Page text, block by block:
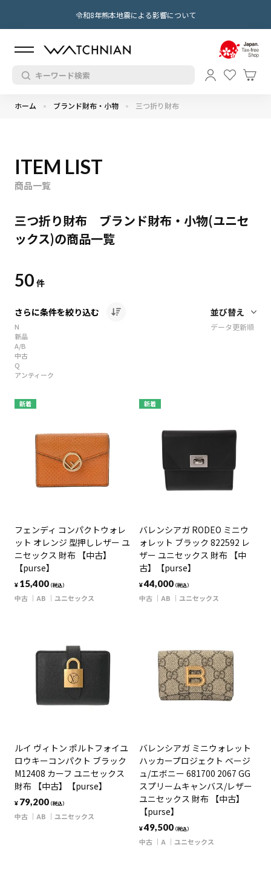
令和8年熊本地震による影響について
ホーム ブランド財布・小物 三つ折り財布
ITEM LIST
商品一覧
三つ折り財布 ブランド財布・小物(ユニセ
ックス)の商品一覧
50 件
さらに条件を絞り込む
N
新品
A/B
中古
Q
アンティーク
データ更新順
新着
フェンディ コンパクトウォレ
ット オレンジ 型押しレザー ユ
ニセックス 財布 【中古】
【purse】
¥ 15,400（税込）
中古 AB ユニセックス
新着
バレンシアガ RODEO ミニウ
ォレット ブラック 822592 レ
ザー ユニセックス 財布 【中
古】【purse】
¥44,000（税込）
中古 AB ユニセックス
ルイ ヴィトン ポルトフォイユ
ロウキーコンパクト ブラック
M12408 カーフ ユニセックス
財布 【中古】【purse】
¥ 79,200（税込）
中古 AB ユニセックス
バレンシアガ ミニウォレット
ハッカープロジェクト ベージ
ュ/エボニー 681700 2067 GG
スプリームキャンバス/レザー
ユニセックス 財布 【中古】
【purse】
¥49,500（税込）
中古 A ユニセックス